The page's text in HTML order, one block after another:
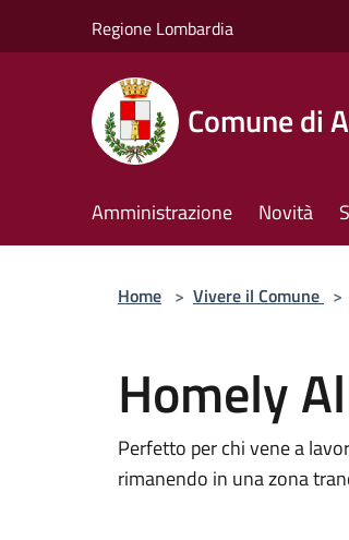
Regione Lombardia
Comune di
Amministrazione Novità
Home > Vivere il Comune >
Homely
Perfetto per chi vene a
rimanendo in una zona